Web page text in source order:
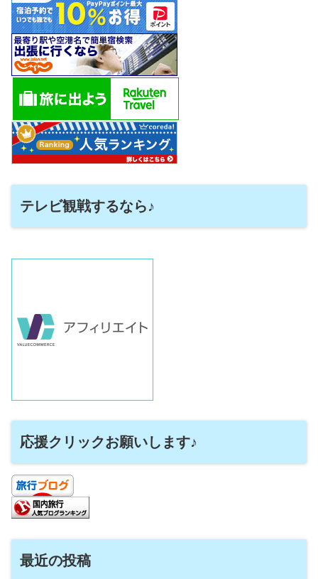
テレビ観戦するなら♪
応援クリックお願いします♪
最近の投稿